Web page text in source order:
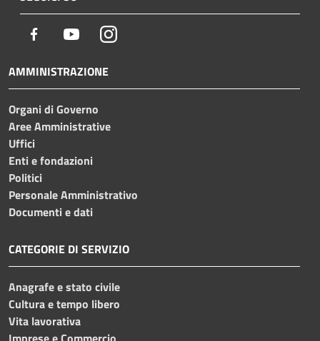
Facebook YoutubeInstagram
AMMINISTRAZIONE
Organi di Governo
Aree Amministrative
Uffici
Enti e fondazioni
Politici
Personale Amministrativo
Documenti e dati
CATEGORIE DI SERVIZIO
Anagrafe e stato civile
Cultura e tempo libero
Vita lavorativa